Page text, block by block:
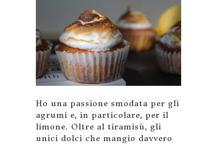
Ho una passione smodata per gli
agrumi e, in particolare, per il
limone. Oltre al tiramisù, gli
unici dolci che mangio davvero